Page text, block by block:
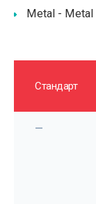
Metal - Metal
Стандарт
—